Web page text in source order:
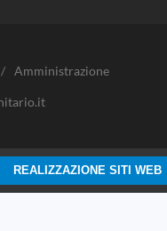
/ Amministrazione
REALIZZAZIONE SITI WEB